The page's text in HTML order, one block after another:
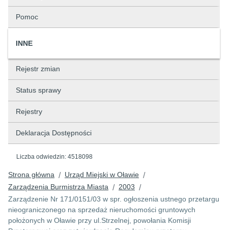
Pomoc
INNE
Rejestr zmian
Status sprawy
Rejestry
Deklaracja Dostępności
Liczba odwiedzin: 4518098
Strona główna / Urząd Miejski w Oławie /
Zarządzenia Burmistrza Miasta / 2003 /
Zarządzenie Nr 171/0151/03 w spr. ogłoszenia ustnego przetargu
nieograniczonego na sprzedaż nieruchomości gruntowych
położonych w Oławie przy ul.Strzelnej, powołania Komisji